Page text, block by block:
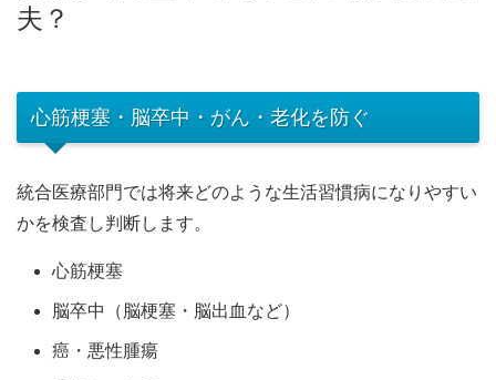
夫？
心筋梗塞・脳卒中・がん・老化を防ぐ
統合医療部門では将来どのような生活習慣病になりやすい
かを検査し判断します。
心筋梗塞
脳卒中（脳梗塞・脳出血など）
癌・悪性腫瘍